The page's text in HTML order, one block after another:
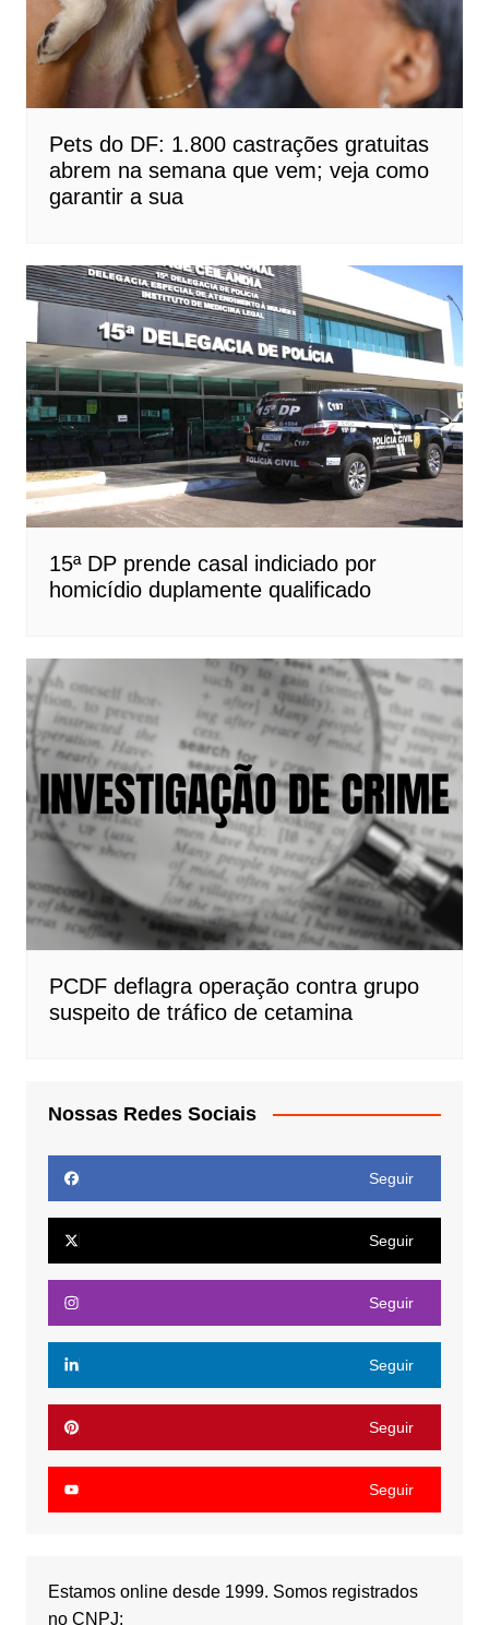
Pets do DF: 1.800 castrações gratuitas
abrem na semana que vem; veja como
garantir a sua
15ª DP prende casal indiciado por
homicídio duplamente qualificado
PCDF deflagra operação contra grupo
suspeito de tráfico de cetamina
Nossas Redes Sociais
Seguir
Seguir
Seguir
Seguir
Seguir
Seguir
Estamos online desde 1999. Somos registrados
no CNPJ: